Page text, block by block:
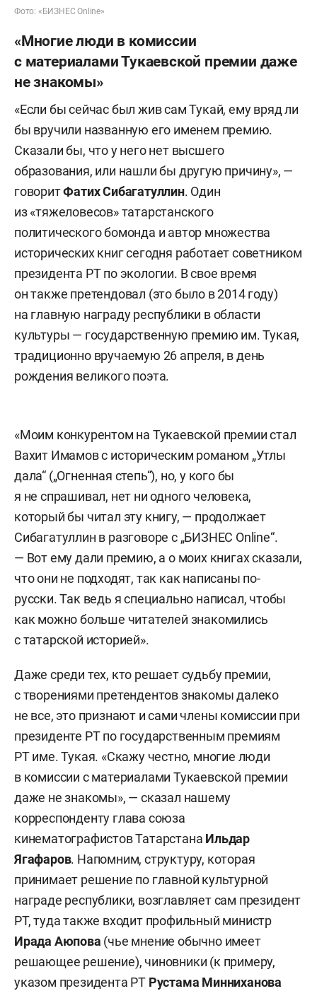
Фото: «БИЗНЕС Online»
«Многие люди в комиссии
с материалами Тукаевской премии даже
не знакомы»
«Если бы сейчас был жив сам Тукай, ему вряд ли
бы вручили названную его именем премию.
Сказали бы, что у него нет высшего
образования, или нашли бы другую причину», —
говоритФатих Сибагатуллин. Один
из «тяжеловесов» татарстанского
политического бомонда и автор множества
исторических книг сегодня работает советником
президента РТ по экологии. В свое время
он также претендовал (это было в 2014 году)
на главную награду республики в области
культуры — государственную премию им. Тукая,
традиционно вручаемую 26 апреля, в день
рождения великого поэта.
«Моим конкурентом на Тукаевской премии стал
Вахит Имамов с историческим романом „Утлы
дала“ („Огненная степь“), но, у кого бы
я не спрашивал, нет ни одного человека,
который бы читал эту книгу, — продолжает
Сибагатуллин в разговоре с „БИЗНЕС Online“.
— Вот ему дали премию, а о моих книгах сказали,
что они не подходят, так как написаны по-
русски. Так ведь я специально написал, чтобы
как можно больше читателей знакомились
с татарской историей».
Даже среди тех, кто решает судьбу премии,
с творениями претендентов знакомы далеко
не все, это признают и сами члены комиссии при
президенте РТ по государственным премиям
РТ име. Тукая. «Скажу честно, многие люди
в комиссии с материалами Тукаевской премии
даже не знакомы», — сказал нашему
корреспонденту глава союза
кинематографистов Татарстана Ильдар
Ягафаров. Напомним, структуру, которая
принимает решение по главной культурной
награде республики, возглавляет сам президент
РТ, туда также входит профильный министр
Ирада Аюпова (чье мнение обычно имеет
решающее решение), чиновники (к примеру,
указом президента РТ Рустама Минниханова